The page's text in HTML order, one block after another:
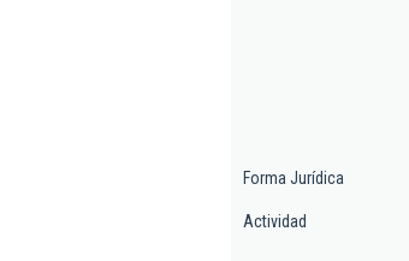
Forma Jurídica
Actividad